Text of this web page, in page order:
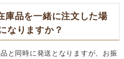
庫品を一緒に注文した場
なりますか？
と同時に発送となりますが、お振